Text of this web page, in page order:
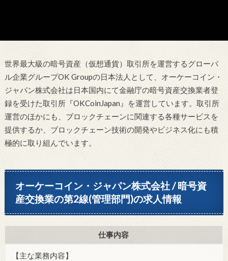
世界最大級の暗号資産（仮想通貨）取引所を運営するグローバ
ル企業グループOK Groupの日本法人として、オーケーコイン・
ジャパン株式会社は日本国内にて金融庁の暗号資産交換業者登
録を受けた取引所『OKCoinJapan』を運営しています。取引所
運営のほかにも、ブロックチェーンに関連する各種サービスを
提供するか、ブロックチェーン技術の開発やビジネス化にも積
極的に取り組んでいます。
オーケーコイン・ジャパン株式会社 / 暗号資
産交換業の第2線(管理部門)の求人情報
仕事内容
【主な業務内容】